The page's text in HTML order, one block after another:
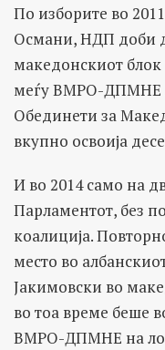
По изборите во
Османи, НДП доби
македонскиот блок
меѓу ВМРО-
Обединети за
вкупно освоија
И во 2014 само на
Парламентот, без
коалиција.
место во
Јакимовски во
во тоа време беше
ВМРО-ДПМНЕ на